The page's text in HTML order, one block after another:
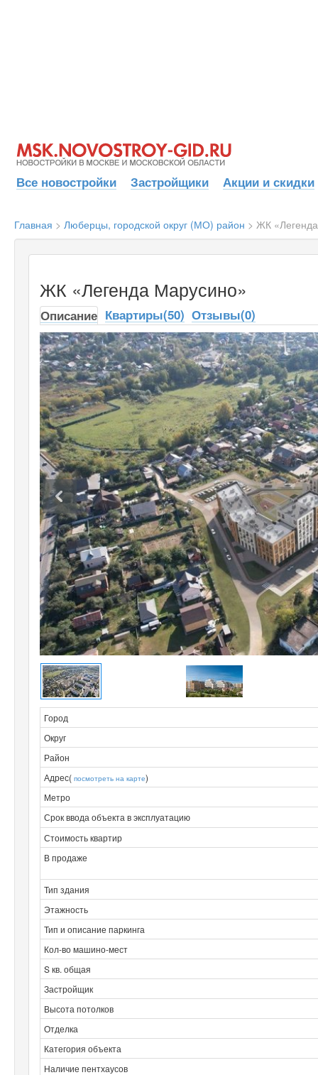
Все новостройки Застройщики Акции и скидки
Главная > Люберцы, городской округ (МО) район > ЖК
ЖК «Легенда Марусино»
Описание Квартиры(50) Отзывы(0)
Город
Округ
Район
Адрес( посмотреть на карте)
Метро
Срок ввода объекта в эксплуатацию
Стоимость квартир
В продаже
Тип здания
Этажность
Тип и описание паркинга
Кол-во машино-мест
S кв. общая
Застройщик
Высота потолков
Отделка
Категория объекта
Наличие пентхаусов